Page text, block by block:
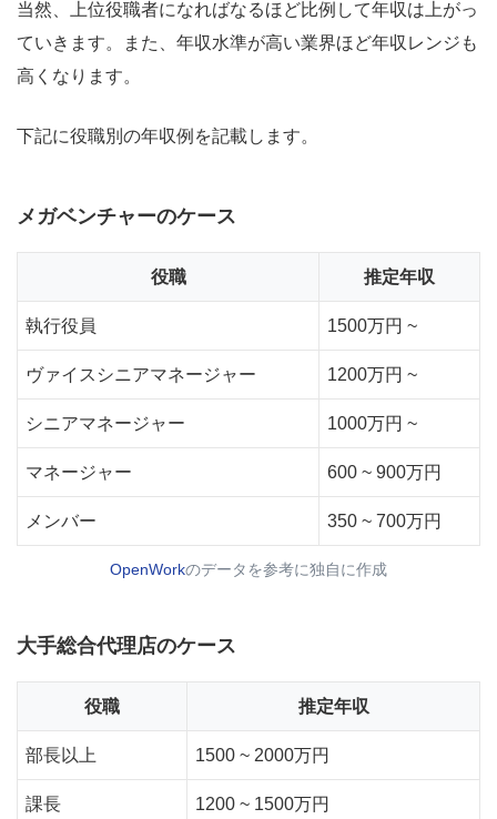
当然、上位役職者になればなるほど比例して年収は上がっ
ていきます。また、年収水準が高い業界ほど年収レンジも
高くなります。
下記に役職別の年収例を記載します。
メガベンチャーのケース
役職 推定年収
執行役員 1500万円 ~
ヴァイスシニアマネージャー 1200万円 ~
シニアマネージャー 1000万円 ~
マネージャー 600 ~ 900万円
メンバー 350 ~ 700万円
OpenWorkのデータを参考に独自に作成
大手総合代理店のケース
役職 推定年収
部長以上 1500 ~ 2000万円
課長 1200 ~ 1500万円